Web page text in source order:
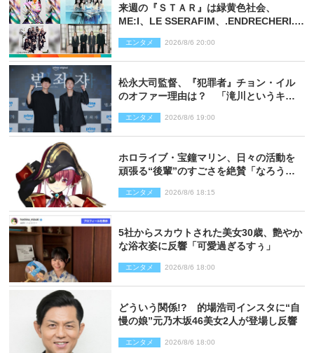
来週の『ＳＴＡＲ』は緑黄色社会、
ME:I、LE SSERAFIM、.ENDRECHERI.が
エンタメ 2026/8/6 20:00
松永大司監督、『犯罪者』チョン・イル
のオファー理由は？ 「滝川というキャ
かった」
エンタメ 2026/8/6 19:00
ホロライブ・宝鐘マリン、日々の活動を
頑張る“後輩”のすごさを絶賛「なろう系
エンタメ 2026/8/6 18:15
5社からスカウトされた美女30歳、艶やか
な浴衣姿に反響「可愛過ぎるすぅ」
エンタメ 2026/8/6 18:00
どういう関係!? 的場浩司インスタに“自
慢の娘”元乃木坂46美女2人が登場し反響
エンタメ 2026/8/6 18:00